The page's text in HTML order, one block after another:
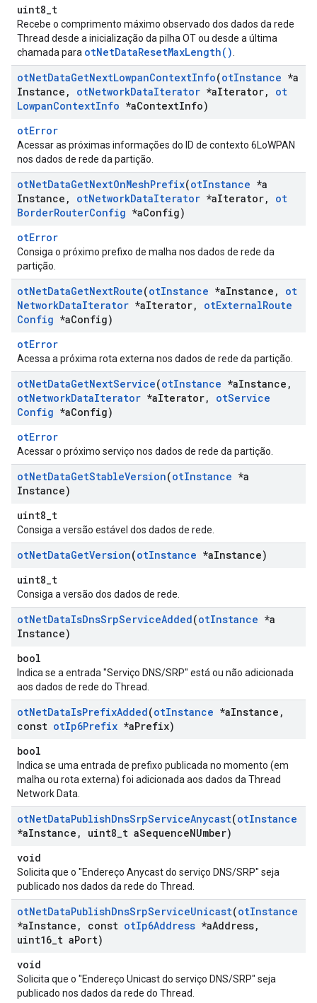
uint8_t
Recebe o comprimento máximo observado dos dados da rede
Thread desde a inicialização da pilha OT ou desde a última
chamada para otNetDataResetMaxLength()
otNetDataGetNextLowpanContextInfo(otInstance *a
Instance , otNetworkDataIterator *aIterator,
ot
LowpanContextInfo *aContextInfo)
otError
Acessar as próximas informações do ID de contexto 6LoWPAN
nos dados de rede da partição.
otNetDataGetNextOnMeshPrefix(otInstance *a
Instance , otNetworkDataIterator *aIterator,
ot
BorderRouterConfig *aConfig)
otError
Consiga o próximo prefixo de malha nos dados de rede da
partição.
otNetDataGetNextRoute(otInstance *aInstance ,
ot
NetworkDataIterator *aIterator, otExternalRoute
Config *aConfig)
otError
Acessa a próxima rota externa nos dados de rede da partição.
otNetDataGetNextService(otInstance *aInstance ,
otNetworkDataIterator *aIterator, otService
Config *aConfig)
otError
Acessar o próximo serviço nos dados de rede da partição.
otNetDataGetStableVersion(otInstance *a
Instance)
uint8_t
Consiga a versão estável dos dados de rede.
otNetDataGetVersion(otInstance *aInstance)
uint8_t
Consiga a versão dos dados de rede.
otNetDataIsDnsSrpServiceAdded(otInstance *a
Instance)
bool
Indica se a entrada "Serviço DNS/SRP" está ou não adicionada
aos dados de rede do Thread.
otNetDataIsPrefixAdded(otInstance *aInstance ,
const otIp6Prefix *aPrefix)
bool
Indica se uma entrada de prefixo publicada no momento (em
malha ou rota externa) foi adicionada aos dados da Thread
Network Data.
otNetDataPublishDnsSrpServiceAnycast(otInstance
*aInstance , uint8 t aSequenceNUmber)
void
Solicita que o "Endereço Anycast do serviço DNS/SRP" seja
publicado nos dados da rede do Thread.
otNetDataPublishDnsSrpServiceUnicast(otInstance
*aInstance , const otIp6Address *aAddress,
uint16 t aPort)
void
Solicita que o "Endereço Unicast do serviço DNS/SRP" seja
publicado nos dados da rede do Thread.